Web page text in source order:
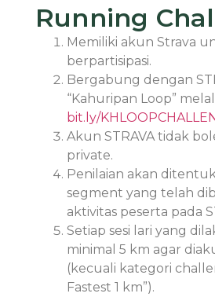
Running
Memiliki akun Strava
berpartisipasi.
Bergabung dengan
“Kahuripan Loop”
bit.ly/
Akun STRAVA tidak
private.
Penilaian akan
segment yang telah
aktivitas peserta pada
Setiap sesi lari yang
minimal 5 km agar
(kecuali kategori
Fastest 1 km”).